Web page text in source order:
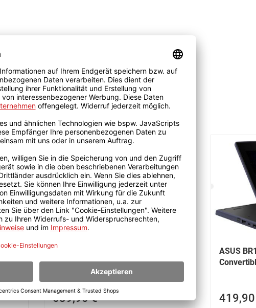
ASUS BR1104FTA-NS0313XA -
Convertible
539,90 €*
ASUS